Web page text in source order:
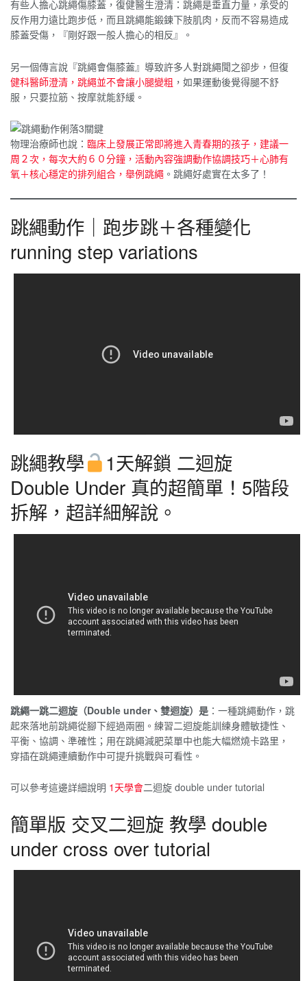
有些人擔心跳繩傷膝蓋，復健醫生澄清：跳繩是垂直力量，承受的
反作用力遠比跑步低，而且跳繩能鍛鍊下肢肌肉，反而不容易造成
膝蓋受傷，『剛好跟一般人擔心的相反』。
另一個傳言說『跳繩會傷膝蓋』導致許多人對跳繩聞之卻步，但復
健科醫師澄清，跳繩並不會讓小腿變粗 ，如果運動後覺得腿不舒
服，只要拉筋、按摩就能舒緩。
物理治療師也說： 臨床上發展正常即將進入青春期的孩子，建議一
周２次，每次大約６０分鐘，活動內容強調動作協調技巧＋心肺有
氧＋核心穩定的排列組合，舉例跳繩 。跳繩好處實在太多了！
跳繩動作｜跑步跳＋各種變化
running step variations
跳繩教學
1天解鎖 二迴旋
Double Under 真的超簡單！5階段
拆解，超詳細解說。
跳繩一跳二迴旋（Double under、雙迴旋）是 ：一種跳繩動作，跳
起來落地前跳繩從腳下經過兩圈。練習二迴旋能訓練身體敏捷性、
平衡、協調、準確性；用在跳繩減肥菜單中也能大幅燃燒卡路里，
穿插在跳繩連續動作中可提升挑戰與可看性。
可以參考這邊詳細說明 1天學會二迴旋 double under tutorial
簡單版 交叉二迴旋 教學 double
under cross over tutorial